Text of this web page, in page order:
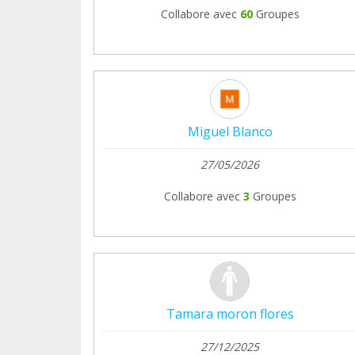
https://www.instagram.com/p/
Collabore avec 60 Groupes
Miguel Blanco
27/05/2026
Collabore avec 3 Groupes
Tamara moron flores
27/12/2025